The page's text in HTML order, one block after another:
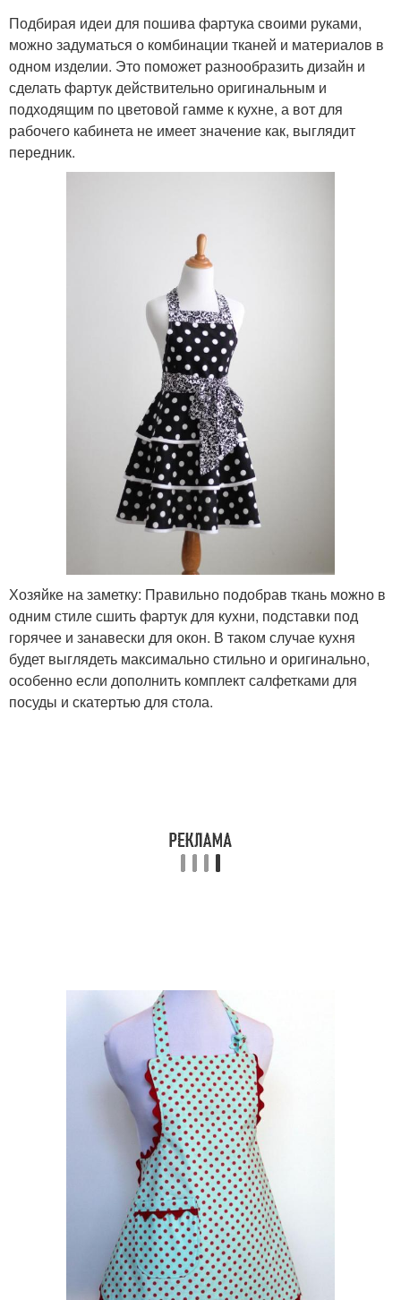
Подбирая идеи для пошива фартука своими руками,
можно задуматься о комбинации тканей и материалов в
одном изделии. Это поможет разнообразить дизайн и
сделать фартук действительно оригинальным и
подходящим по цветовой гамме к кухне, а вот для
рабочего кабинета не имеет значение как, выглядит
передник.
Хозяйке на заметку: Правильно подобрав ткань можно в
одним стиле сшить фартук для кухни, подставки под
горячее и занавески для окон. В таком случае кухня
будет выглядеть максимально стильно и оригинально,
особенно если дополнить комплект салфетками для
посуды и скатертью для стола.